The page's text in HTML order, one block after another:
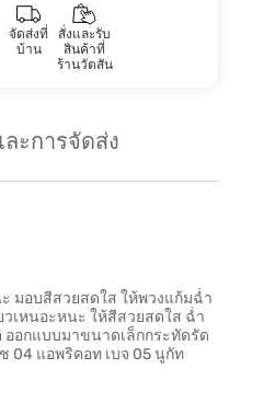
จัดส่งที่
บ้าน
สั่งและรับ
สินค้าที่
ร้านวัตสัน
ะการจัดส่ง
มอบสีสวยสดใส ให้พวงแก้มฉ่ำ
วเหนอะหนะ ให้สีสวยสดใส ฉ่ำ
ออกแบบมาขนาดเล็กกระทัดรัด
04 แอพริคอท เบจ 05 นูกัท